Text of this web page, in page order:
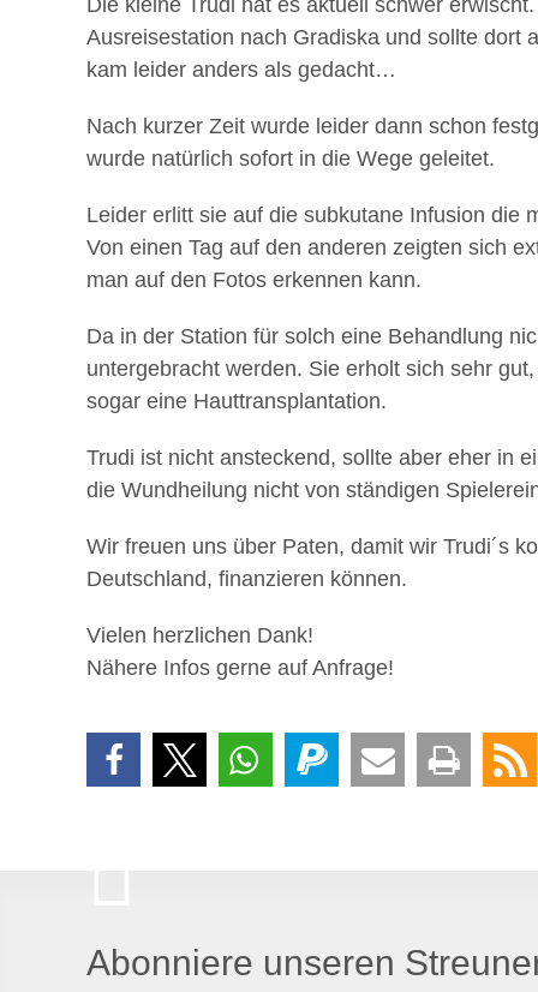
Ausreisestation nach Gradiska und sollte dort
kam leider anders als gedacht…
Nach kurzer Zeit wurde leider dann schon
wurde natürlich sofort in die Wege geleitet.
Leider erlitt sie auf die subkutane Infusion die
Von einen Tag auf den anderen zeigten sich
man auf den Fotos erkennen kann.
Da in der Station für solch eine Behandlung
untergebracht werden. Sie erholt sich sehr
sogar eine Hauttransplantation.
Trudi ist nicht ansteckend, sollte aber eher in
die Wundheilung nicht von ständigen
Wir freuen uns über Paten, damit wir Trudi´s
Deutschland, finanzieren können.
Vielen herzlichen Dank!
Nähere Infos gerne auf Anfrage!
Abonniere unseren